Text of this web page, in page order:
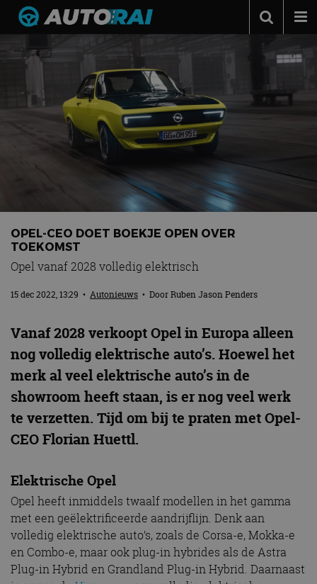
Autonieuws
Autotests
Automerken
MotorRAI.nl
OPEL-CEO DOET BOEKJE OPEN OVER
TOEKOMST
Opel vanaf 2028 volledig elektrisch
15 dec 2022, 13:29 • Autonieuws • DoorRuben Jason Penders
Vanaf 2028 verkoopt Opel in Europa alleen
nog volledig elektrische auto’s. Hoewel het
merk al veel elektrische auto’s in de
showroom heeft staan, is er nog veel werk
te verzetten. Tijd om bij te praten met Opel-
CEO Florian Huettl.
Elektrische Opel
Opel heeft inmiddels twaalf modellen in het gamma
met een geëlektrificeerde aandrijflijn. Denk aan
volledig elektrische auto’s, zoals de Corsa-e, Mokka-e
en Combo-e, maar ook plug-in hybrides als de Astra
Plug-in Hybrid en Grandland Plug-in Hybrid. Daarnaast